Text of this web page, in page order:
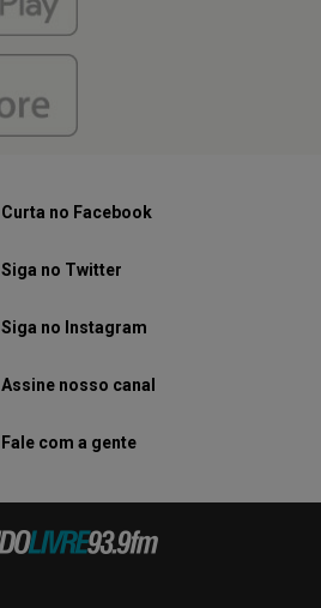
Curta no Facebook
Siga no Twitter
Siga no Instagram
Assine nosso canal
Fale com a gente